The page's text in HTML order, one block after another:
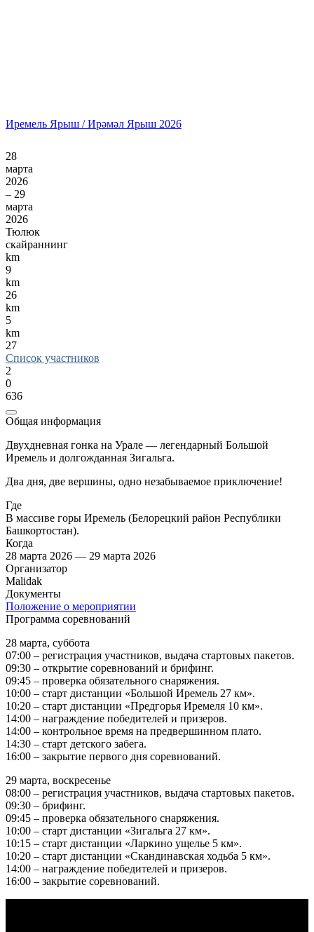
Иремель Ярыш / Ирәмәл Ярыш 2026
28
марта
2026
– 29
марта
2026
Тюлюк
скайраннинг
km
9
km
26
km
5
km
27
Список участников
2
0
636
Общая информация
Двухдневная гонка на Урале — легендарный Большой
Иремель и долгожданная Зигальга.
Два дня, две вершины, одно незабываемое приключение!
Где
В массиве горы Иремель (Белорецкий район Республики
Башкортостан).
Когда
28 марта 2026 — 29 марта 2026
Организатор
Malidak
Документы
Положение о мероприятии
Программа соревнований
28 марта, суббота
07:00 – регистрация участников, выдача стартовых пакетов.
09:30 – открытие соревнований и брифинг.
09:45 – проверка обязательного снаряжения.
10:00 – старт дистанции «Большой Иремель 27 км».
10:20 – старт дистанции «Предгорья Иремеля 10 км».
14:00 – награждение победителей и призеров.
14:00 – контрольное время на предвершинном плато.
14:30 – старт детского забега.
16:00 – закрытие первого дня соревнований.
29 марта, воскресенье
08:00 – регистрация участников, выдача стартовых пакетов.
09:30 – брифинг.
09:45 – проверка обязательного снаряжения.
10:00 – старт дистанции «Зигальга 27 км».
10:15 – старт дистанции «Ларкино ущелье 5 км».
10:20 – старт дистанции «Скандинавская ходьба 5 км».
14:00 – награждение победителей и призеров.
16:00 – закрытие соревнований.